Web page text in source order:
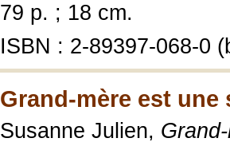
79 p. ; 18 cm.
ISBN : 2-89397-068-0
Grand-mère est une
Susanne Julien,